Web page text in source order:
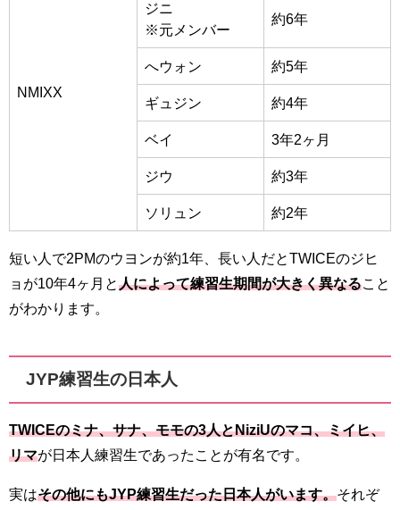
NMIXX
ジニ
※元メンバー
約6年
へウォン 約5年
ギュジン 約4年
ベイ 3年2ヶ月
ジウ 約3年
ソリュン 約2年
短い人で2PMのウヨンが約1年、長い人だとTWICEのジヒ
ョが10年4ヶ月と人によって練習生期間が大きく異なること
がわかります。
JYP練習生の日本人
TWICEのミナ、サナ、モモの3人とNiziUのマコ、ミイヒ、
リマが日本人練習生であったことが有名です。
実はその他にもJYP練習生だった日本人がいます。それぞ